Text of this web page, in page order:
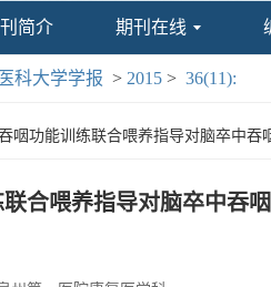
简介 期刊在线
科大学学报 > 2015 > 36(11):
咽功能训练联合喂养指导对脑卒中
合喂养指导对脑卒中吞